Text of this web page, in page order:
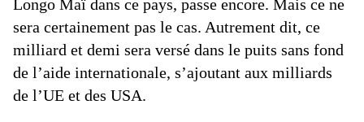
Longo Maï dans ce pays, passe encore. Mais ce ne
sera certainement pas le cas. Autrement dit, ce
milliard et demi sera versé dans le puits sans fond
de l’aide internationale, s’ajoutant aux milliards
de l’UE et des USA.